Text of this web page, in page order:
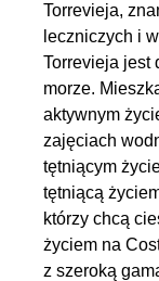
Torrevieja,
leczniczych i
Torrevieja jest
morze.
aktywnym
zajęciach
tętniącym
tętniącą
którzy chcą
życiem na
z szeroką